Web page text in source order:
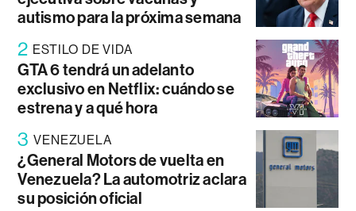
autismo para la próxima semana
2 ESTILO DE VIDA
GTA 6 tendrá un adelanto
exclusivo en Netflix: cuándo se
estrena y a qué hora
3 VENEZUELA
¿General Motors de vuelta en
Venezuela? La automotriz aclara
su posición oficial